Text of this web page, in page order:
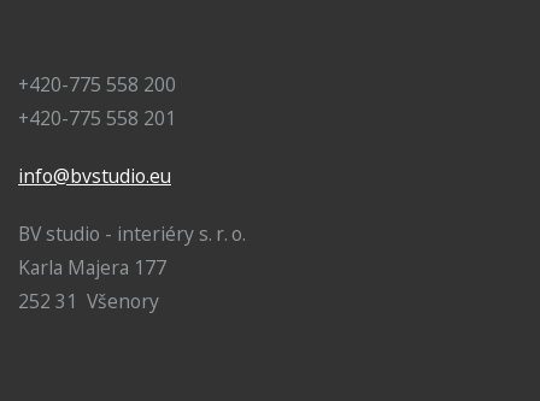
+420-775 558 200
+420-775 558 201
info@bvstudio.eu
BV studio - interiéry s. r. o.
Karla Majera 177
252 31 Všenory